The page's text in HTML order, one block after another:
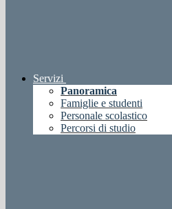
Servizi
Panoramica
Famiglie e studenti
Personale scolastico
Percorsi di studio